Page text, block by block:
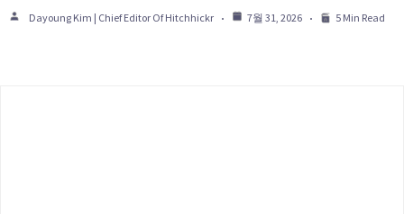
Dayoung Kim | Chief Editor Of Hitchhickr 7월 31, 2026 5 Min Read